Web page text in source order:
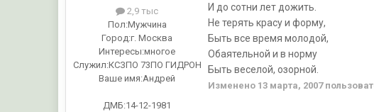
2,9 тыс
Пол:Мужчина
Город:г. Москва
Интересы:многое
Служил:КСЗПО 73ПО ГИДРОН
Ваше имя:Андрей
ДМБ:14-12-1981
И до сотни лет дожить.
Не терять красу и форму,
Быть все время молодой,
Обаятельной и в норму
Быть веселой, озорной.
Изменено 13 марта, 2007